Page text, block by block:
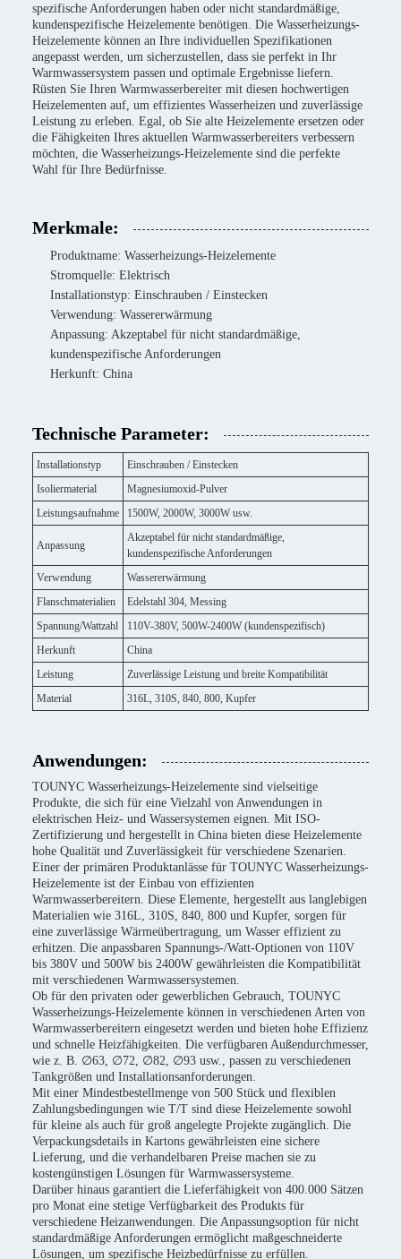
spezifische Anforderungen haben oder nicht standardmäßige,
kundenspezifische Heizelemente benötigen. Die Wasserheizungs-
Heizelemente können an Ihre individuellen Spezifikationen
angepasst werden, um sicherzustellen, dass sie perfekt in Ihr
Warmwassersystem passen und optimale Ergebnisse liefern.
Rüsten Sie Ihren Warmwasserbereiter mit diesen hochwertigen
Heizelementen auf, um effizientes Wasserheizen und zuverlässige
Leistung zu erleben. Egal, ob Sie alte Heizelemente ersetzen oder
die Fähigkeiten Ihres aktuellen Warmwasserbereiters verbessern
möchten, die Wasserheizungs-Heizelemente sind die perfekte
Wahl für Ihre Bedürfnisse.
Merkmale:
Produktname: Wasserheizungs-Heizelemente
Stromquelle: Elektrisch
Installationstyp: Einschrauben / Einstecken
Verwendung: Wassererwärmung
Anpassung: Akzeptabel für nicht standardmäßige,
kundenspezifische Anforderungen
Herkunft: China
Technische Parameter:
Installationstyp
Einschrauben / Einstecken
Isoliermaterial
Magnesiumoxid-Pulver
Leistungsaufnahme
1500W, 2000W, 3000W usw.
Anpassung
Akzeptabel für nicht standardmäßige,
kundenspezifische Anforderungen
Verwendung
Wassererwärmung
Flanschmaterialien
Edelstahl 304, Messing
Spannung/Wattzahl
110V-380V, 500W-2400W (kundenspezifisch)
Herkunft
China
Leistung
Zuverlässige Leistung und breite Kompatibilität
Material
316L, 310S, 840, 800, Kupfer
Anwendungen:
TOUNYC Wasserheizungs-Heizelemente sind vielseitige
Produkte, die sich für eine Vielzahl von Anwendungen in
elektrischen Heiz- und Wassersystemen eignen. Mit ISO-
Zertifizierung und hergestellt in China bieten diese Heizelemente
hohe Qualität und Zuverlässigkeit für verschiedene Szenarien.
Einer der primären Produktanlässe für TOUNYC Wasserheizungs-
Heizelemente ist der Einbau von effizienten
Warmwasserbereitern. Diese Elemente, hergestellt aus langlebigen
Materialien wie 316L, 310S, 840, 800 und Kupfer, sorgen für
eine zuverlässige Wärmeübertragung, um Wasser effizient zu
erhitzen. Die anpassbaren Spannungs-/Watt-Optionen von 110V
bis 380V und 500W bis 2400W gewährleisten die Kompatibilität
mit verschiedenen Warmwassersystemen.
Ob für den privaten oder gewerblichen Gebrauch, TOUNYC
Wasserheizungs-Heizelemente können in verschiedenen Arten von
Warmwasserbereitern eingesetzt werden und bieten hohe Effizienz
und schnelle Heizfähigkeiten. Die verfügbaren Außendurchmesser,
wie z. B. ∅63, ∅72, ∅82, ∅93 usw., passen zu verschiedenen
Tankgrößen und Installationsanforderungen.
Mit einer Mindestbestellmenge von 500 Stück und flexiblen
Zahlungsbedingungen wie T/T sind diese Heizelemente sowohl
für kleine als auch für groß angelegte Projekte zugänglich. Die
Verpackungsdetails in Kartons gewährleisten eine sichere
Lieferung, und die verhandelbaren Preise machen sie zu
kostengünstigen Lösungen für Warmwassersysteme.
Darüber hinaus garantiert die Lieferfähigkeit von 400.000 Sätzen
pro Monat eine stetige Verfügbarkeit des Produkts für
verschiedene Heizanwendungen. Die Anpassungsoption für nicht
standardmäßige Anforderungen ermöglicht maßgeschneiderte
Lösungen, um spezifische Heizbedürfnisse zu erfüllen.